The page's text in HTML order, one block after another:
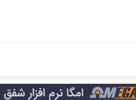
امگا نرم افزار شفق